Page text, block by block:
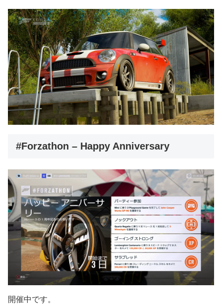
#Forzath​​on – Happy Anniversary
開催中です。